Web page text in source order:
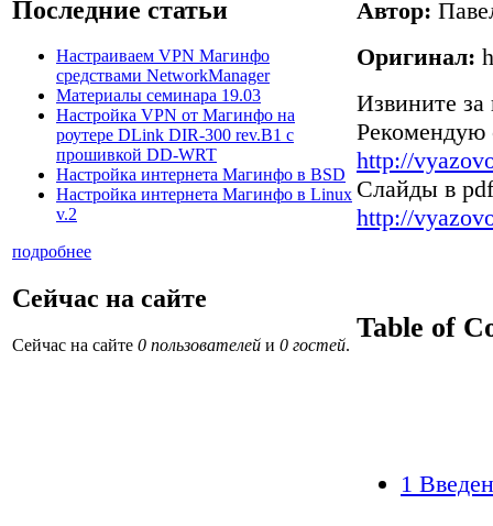
Последние статьи
Настраиваем VPN Магинфо
средствами NetworkManager
Материалы семинара 19.03
Настройка VPN от Магинфо на
роутере DLink DIR-300 rev.B1 с
прошивкой DD-WRT
Настройка интернета Магинфо в BSD
Настройка интернета Магинфо в Linux
v.2
подробнее
Сейчас на сайте
Сейчас на сайте 0 пользователей и 0 гостей.
Автор:
Оригинал:
Извините за
Рекомендую
http://
Слайды в
http://
Table of
1